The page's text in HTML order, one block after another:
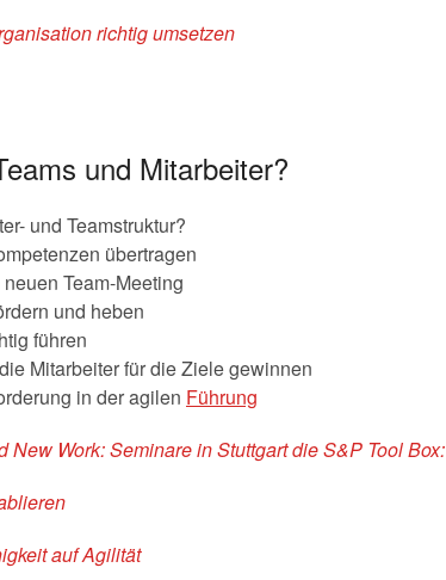
richtig umsetzen
und Mitarbeiter?
und Teamstruktur?
übertragen
Team-Meeting
und heben
führen
Mitarbeiter für die Ziele gewinnen
in der agilen Führung
Work: Seminare in Stuttgart die S&P Tool Box:
auf Agilität